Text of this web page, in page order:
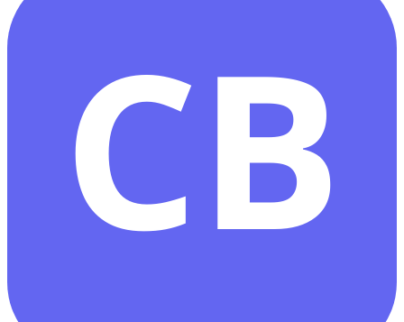
CB